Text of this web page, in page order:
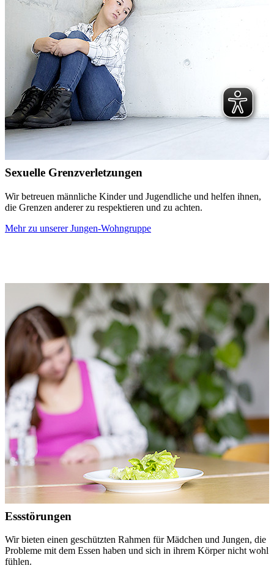
Sexuelle Grenzverletzungen
Wir betreuen männliche Kinder und Jugendliche und helfen ihnen,
die Grenzen anderer zu respektieren und zu achten.
Mehr zu unserer Jungen-Wohngruppe
Essstörungen
Wir bieten einen geschützten Rahmen für Mädchen und Jungen, die
Probleme mit dem Essen haben und sich in ihrem Körper nicht wohl
fühlen.